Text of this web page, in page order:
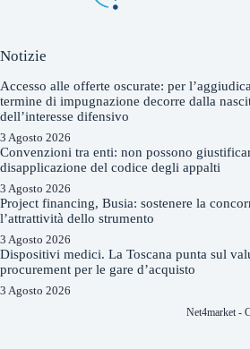
Notizie
Accesso alle offerte oscurate: per
termine di impugnazione decorre dalla
dell’interesse difensivo
3 Agosto 2026
Convenzioni tra enti: non possono
disapplicazione del codice degli appalti
3 Agosto 2026
Project financing, Busia: sostenere la
l’attrattività dello strumento
3 Agosto 2026
Dispositivi medici. La Toscana punta sul
procurement per le gare d’acquisto
3 Agosto 2026
Net4market -